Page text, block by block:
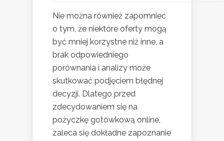
Nie można również zapomnieć
o tym, że niektóre oferty mogą
być mniej korzystne niż inne, a
brak odpowiedniego
porównania i analizy może
skutkować podjęciem błędnej
decyzji. Dlatego przed
zdecydowaniem się na
pożyczkę gotówkową online,
zaleca się dokładne zapoznanie